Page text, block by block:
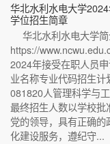
华北水利水电大学
学位招生简章
华北水利水电大学简
https://
2024年接受在职人员
业名称专业代码招生
081820人管理科学与
最终招生人数以学校
党的领导，具有正确
化建设服务，遵纪守...